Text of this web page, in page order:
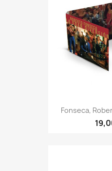
Fonseca,